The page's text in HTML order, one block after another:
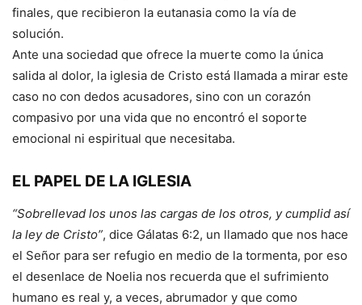
finales, que recibieron la eutanasia como la vía de
solución.
Ante una sociedad que ofrece la muerte como la única
salida al dolor, la iglesia de Cristo está llamada a mirar este
caso no con dedos acusadores, sino con un corazón
compasivo por una vida que no encontró el soporte
emocional ni espiritual que necesitaba.
EL PAPEL DE LA IGLESIA
“Sobrellevad los unos las cargas de los otros, y cumplid así
la ley de Cristo”, dice Gálatas 6:2, un llamado que nos hace
el Señor para ser refugio en medio de la tormenta, por eso
el desenlace de Noelia nos recuerda que el sufrimiento
humano es real y, a veces, abrumador y que como